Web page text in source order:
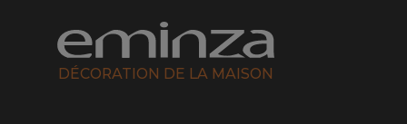
DÉCORATION DE LA MAISON